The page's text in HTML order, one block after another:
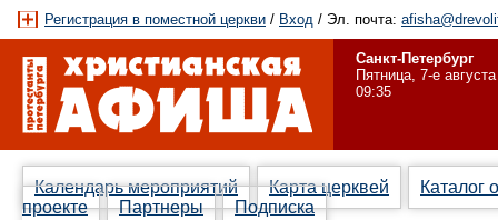
Регистрация в поместной церкви / Вход / Эл. почта:
Санкт-Петербург
Пятница, 7-е августа
09:35
Календарь мероприятий Карта церквей
Каталог
проекте
Партнеры Подписка